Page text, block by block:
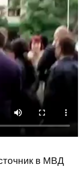
в МВД